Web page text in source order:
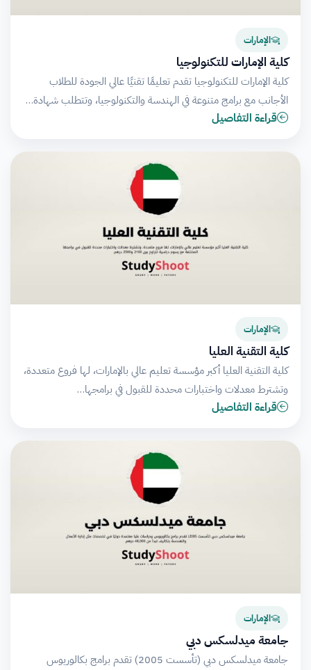
الإمارات
كلية الإمارات للتكنولوجيا
كلية الإمارات للتكنولوجيا تقدم تعليمًا تقنيًا عالي الجودة للطلاب
الأجانب مع برامج متنوعة في الهندسة والتكنولوجيا، وتتطلب شهادة…
قراءة التفاصيل
الإمارات
كلية التقنية العليا
كلية التقنية العليا أكبر مؤسسة تعليم عالي بالإمارات، لها فروع متعددة،
وتشترط معدلات واختبارات محددة للقبول في برامجها…
قراءة التفاصيل
الإمارات
جامعة ميدلسكس دبي
جامعة ميدلسكس دبي (تأسست 2005) تقدم برامج بكالوريوس